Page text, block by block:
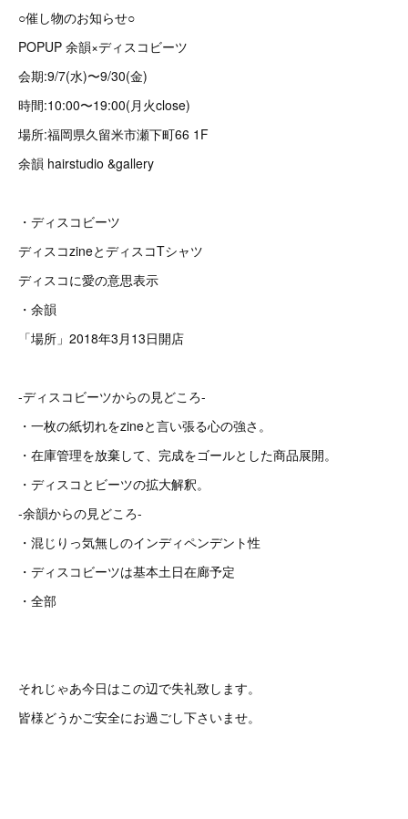
○催し物のお知らせ○
POPUP 余韻×ディスコビーツ
会期:9/7(水)〜9/30(金)
時間:10:00〜19:00(月火close)
場所:福岡県久留米市瀬下町66 1F
余韻 hairstudio &gallery
・ディスコビーツ
ディスコzineとディスコTシャツ
ディスコに愛の意思表示
・余韻
「場所」2018年3月13日開店
-ディスコビーツからの見どころ-
・一枚の紙切れをzineと言い張る心の強さ。
・在庫管理を放棄して、完成をゴールとした商品展開。
・ディスコとビーツの拡大解釈。
-余韻からの見どころ-
・混じりっ気無しのインディペンデント性
・ディスコビーツは基本土日在廊予定
・全部
それじゃあ今日はこの辺で失礼致します。
皆様どうかご安全にお過ごし下さいませ。